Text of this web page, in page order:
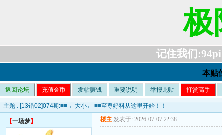
极
记住我们
本贴
返回论坛 充值金币 发帖赚钱 重要说明 举报此贴 打赏高手
主题 : [13错02]074期:≡≡ ←大小← ≡≡至尊好料从这里开始！！
【一场梦】 楼主 发表于: 2026-07-07 22:38